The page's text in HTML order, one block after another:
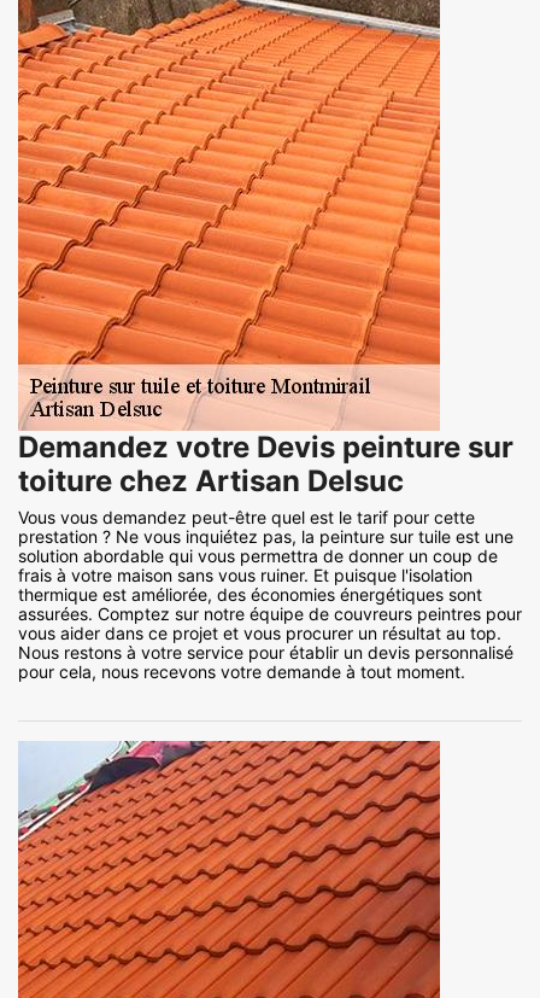
Demandez votre Devis peinture sur
toiture chez Artisan Delsuc
Vous vous demandez peut-être quel est le tarif pour cette
prestation ? Ne vous inquiétez pas, la peinture sur tuile est une
solution abordable qui vous permettra de donner un coup de
frais à votre maison sans vous ruiner. Et puisque l'isolation
thermique est améliorée, des économies énergétiques sont
assurées. Comptez sur notre équipe de couvreurs peintres pour
vous aider dans ce projet et vous procurer un résultat au top.
Nous restons à votre service pour établir un devis personnalisé
pour cela, nous recevons votre demande à tout moment.